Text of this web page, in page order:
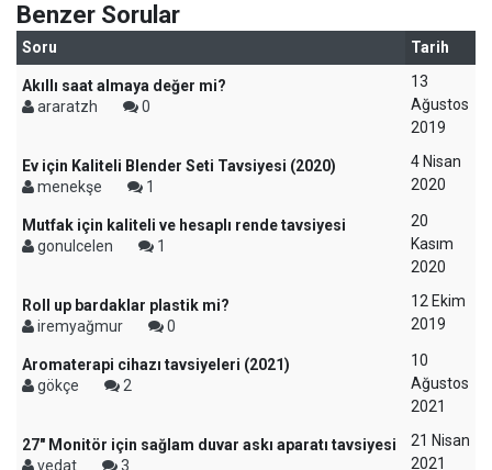
Benzer Sorular
Soru Tarih
Akıllı saat almaya değer mi?
araratzh
0
13
Ağustos
2019
Ev için Kaliteli Blender Seti Tavsiyesi (2020)
menekşe
1
4 Nisan
2020
Mutfak için kaliteli ve hesaplı rende tavsiyesi
gonulcelen
1
20
Kasım
2020
Roll up bardaklar plastik mi?
iremyağmur
0
12 Ekim
2019
Aromaterapi cihazı tavsiyeleri (2021)
gökçe
2
10
Ağustos
2021
27" Monitör için sağlam duvar askı aparatı tavsiyesi
vedat
3
21 Nisan
2021